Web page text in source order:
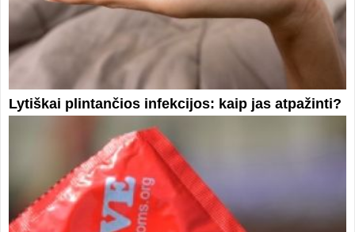
Lytiškai plintančios infekcijos: kaip jas atpažinti?